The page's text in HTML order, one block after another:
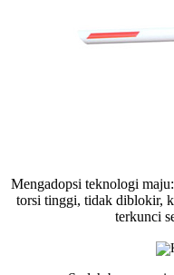
Mengadopsi teknologi
torsi tinggi, tidak diblokir,
terkunci